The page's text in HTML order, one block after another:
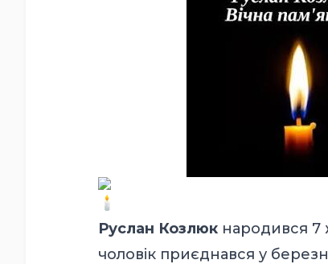
Руслан Козлюк народився 7
чоловік приєднався у